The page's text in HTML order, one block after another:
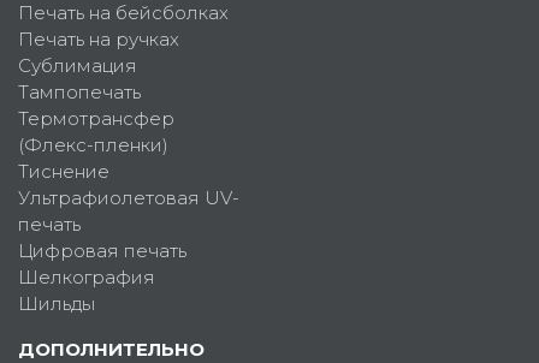
Печать на бейсболках
Печать на ручках
Сублимация
Тампопечать
Термотрансфер
(Флекс-пленки)
Тиснение
Ультрафиолетовая UV-
печать
Цифровая печать
Шелкография
Шильды
ДОПОЛНИТЕЛЬНО